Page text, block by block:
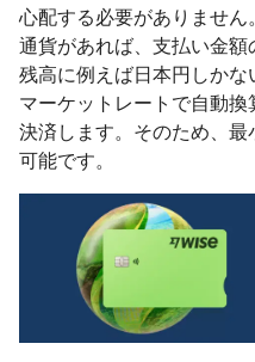
心配する必要がありません。
通貨があれば、支払い金額
残高に例えば日本円しか
マーケットレートで自動
決済します。そのため、
可能です。